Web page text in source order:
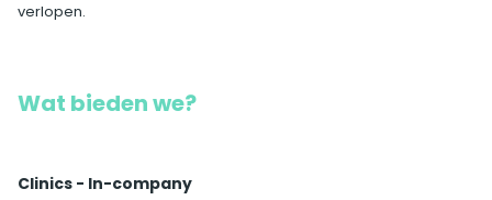
verlopen.
Wat bieden we?
Clinics - In-company